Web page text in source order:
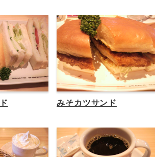
みそカツサンド